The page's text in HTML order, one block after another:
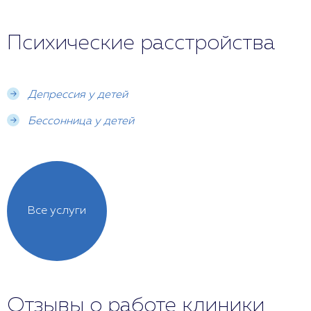
Психические расстройства
Депрессия у детей
Бессонница у детей
Все услуги
Отзывы о работе клиники